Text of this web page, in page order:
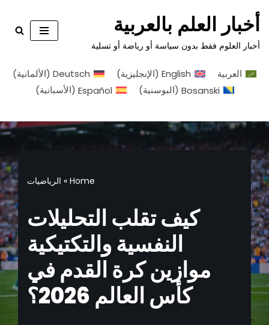
تخطى
إلى
أخبار العلم بالعربية
أخبار العلوم فقط بدون سياسة أو رياضة أو تسلية
العربية English
(الإنجليزية)
Deutsch
(الألمانية)
Bosanski
(البوسنية)
Español
(الأسبانية)
Home
» الرياضيات
كيف تقلب التحليلات
النفسية والتكتيكية
موازين كرة القدم في
كأس العالم 2026؟